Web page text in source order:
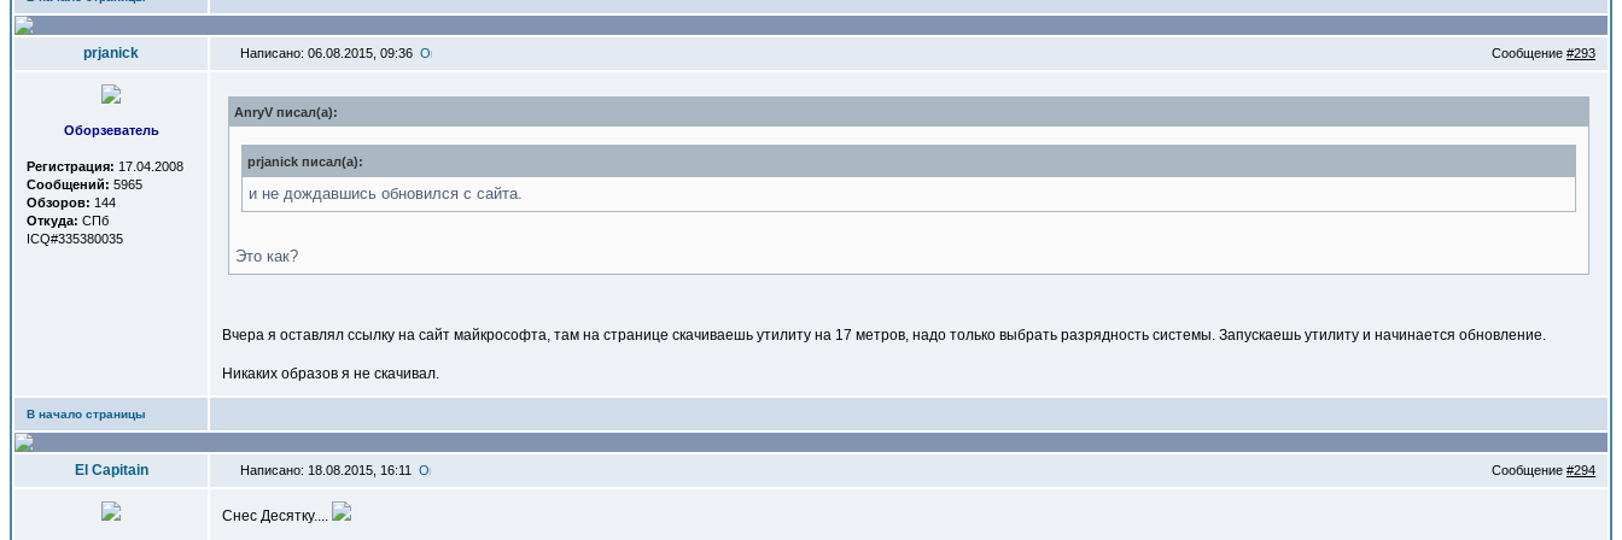
prjanick Написано: 06.08.2015, 09:36 Сообщение #293
Оборзеватель
Регистрация: 17.04.2008
Сообщений: 5965
Обзоров: 144
Откуда: СПб
ICQ#335380035
AnryV писал(a):
prjanick писал(a):
и не дождавшись обновился с сайта.
Это как?
Вчера я оставлял ссылку на сайт майкрософта, там на странице скачиваешь утилиту на 17 метров, надо только выбрать разрядность системы. Запускаешь утилиту и начинается обновление.
Никаких образов я не скачивал.
В начало страницы
El Capitain Написано: 18.08.2015, 16:11 Сообщение #294
Снес Десятку....